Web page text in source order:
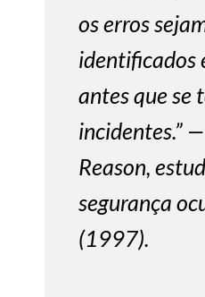
os erros
identificados
antes que se
incidentes.”
Reason,
segurança
(1997).